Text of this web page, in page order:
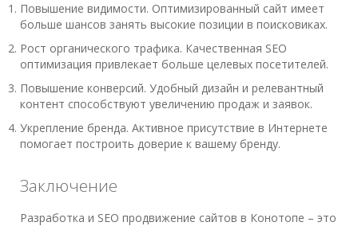
Повышение видимости. Оптимизированный сайт имеет
больше шансов занять высокие позиции в поисковиках.
Рост органического трафика. Качественная SEO
оптимизация привлекает больше целевых посетителей.
Повышение конверсий. Удобный дизайн и релевантный
контент способствуют увеличению продаж и заявок.
Укрепление бренда. Активное присутствие в Интернете
помогает построить доверие к вашему бренду.
Заключение
Разработка и SEO продвижение сайтов в Конотопе – это